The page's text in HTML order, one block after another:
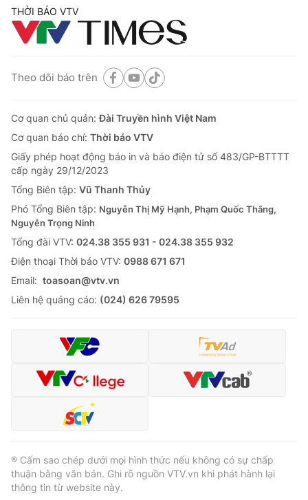
THỜI BÁO VTV
Theo dõi báo trên
Cơ quan chủ quản:Đài Truyền hình Việt Nam
Cơ quan báo chí: Thời báo VTV
Giấy phép hoạt động báo in và báo điện tử số 483/GP-BTTTT
cấp ngày 29/12/2023
Tổng Biên tập: Vũ Thanh Thủy
Phó Tổng Biên tập: Nguyễn Thị Mỹ Hạnh, Phạm Quốc Thắng,
Nguyễn Trọng Ninh
Tổng đài VTV: 024.38 355 931 - 024.38 355 932
Ðiện thoại Thời báo VTV: 0988 671 671
Email: toasoan@vtv.vn
Liên hệ quảng cáo: (024) 626 79595
® Cấm sao chép dưới mọi hình thức nếu không có sự chấp
thuận bằng văn bản. Ghi rõ nguồn VTV.vn khi phát hành lại
thông tin từ website này.